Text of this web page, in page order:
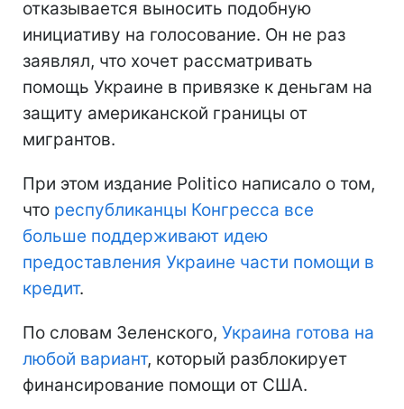
отказывается выносить подобную
инициативу на голосование. Он не раз
заявлял, что хочет рассматривать
помощь Украине в привязке к деньгам на
защиту американской границы от
мигрантов.
При этом издание Politico написало о том,
что республиканцы Конгресса все
больше поддерживают идею
предоставления Украине части помощи в
кредит.
По словам Зеленского, Украина готова на
любой вариант, который разблокирует
финансирование помощи от США.